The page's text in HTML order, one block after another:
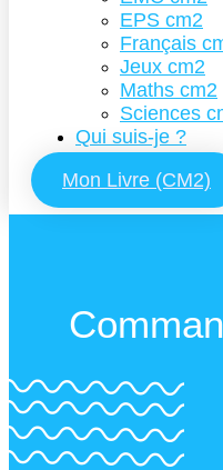
EPS cm2
Français
Jeux cm2
Maths cm2
Sciences
Qui suis-je ?
Mon Livre (CM2)